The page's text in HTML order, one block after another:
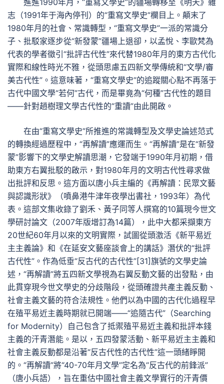
進進1990年月，“重寫文學史”的疆場轉移至《明天》雜
志（1991年于海內停刊）的“重寫文學史”欄目上。顛末了
1980年月的社會、常識轉型，“重寫文學史”一派的常識分
子、批駁家逐步從“新發蒙”疆場上退卻，以孟悅、李歐梵為
代表的學者徵引“批評古代性”來代替1980年月的東方古代化
實際和線性時光不雅，從頭思慮五四新文學傳統和“文學/審
美古代性”。這意味著，“重寫文學史”的追蹤關心點不再落于
古代中國文學“若何”古代，而是畢竟為“何種”古代性的題目
——針對趙樹理文學古代性的“重讀”由此開啟。
在由“重寫文學史”所推進的常識轉型及文學史論述范式
的轉換經過歷程中，“再解讀”應運而生。“再解讀”是在“新發
蒙”影響下的文學史解讀思潮，它發端于1990年月初期，借
助東方右翼批駁的啟示，對1980年月的文明古代性尋求做
出批評和反思。這方面以唐小兵主編的《再解讀：民眾文藝
與認識形狀》（噴鼻港牛津年夜學出書社，1993年）為代
表。這部文集收錄了劉禾、黃子同等人撰寫的10篇現今世文
學研討論文（2007年版增訂為14篇），此中大都采擷東方
20世紀60年月以來的文明實際，試圖從頭激活《新平易近
主主義論》和《在延安文藝座談會上的講話》潛伏的“批評
古代性”。作為低垂“反古代的古代性”[31]旗號的文學史論
述，“再解讀”將五四新文學視為右翼反動文藝的出發點，由
此貫穿現今世文學史的分歧階段，從頭確證共產主義反動、
社會主義文藝的符合法規性。他們以為中國的古代化過程早
在殖平易近主義時期就已開端——“追隨古代”（Searching
for Modernity）自己包含了抵禦殖平易近主義和批評本錢
主義的汗青潛能。是以，五四發蒙活動、新平易近主主義和
社會主義反動都是沿著“反古代性的古代性”這一頭緒睜開
的。“再解讀”將“40-70年月文學”定名為“反古代的前鋒派”
（唐小兵語），旨在重估中國社會主義文學實行的汗青價